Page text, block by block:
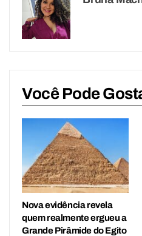
Você Pode
Nova evidência revela
quem realmente ergueu a
Grande Pirâmide do Egito